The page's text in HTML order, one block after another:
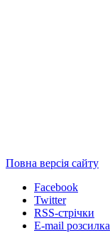
Повна версія сайту
Facebook
Twitter
RSS-стрічки
E-mail розсилка